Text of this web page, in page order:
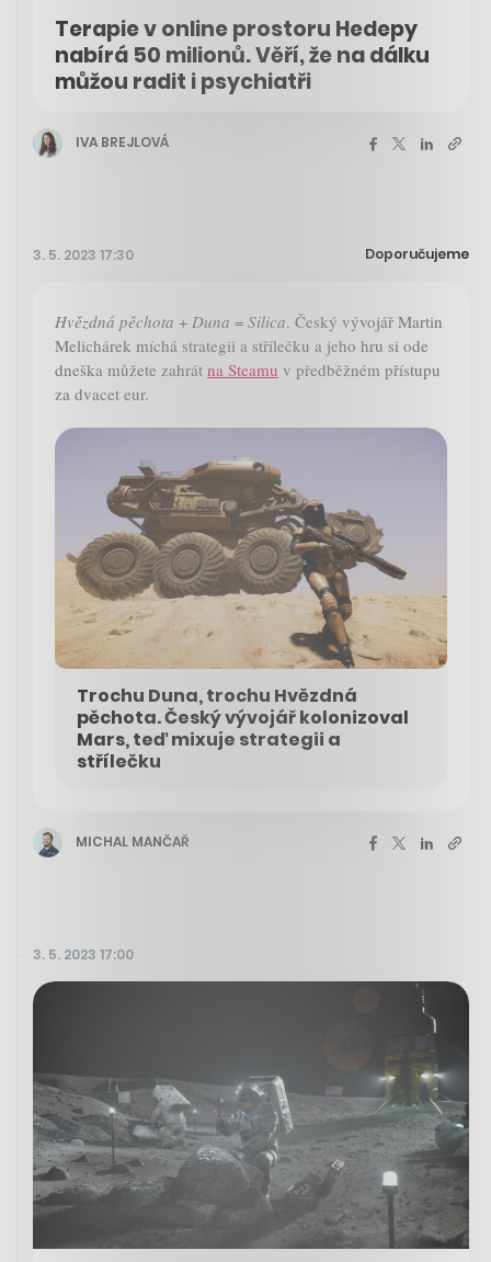
Terapie v online prostoru Hedepy
nabírá 50 milionů. Věří, že na dálku
můžou radit i psychiatři
IVA BREJLOVÁ
3. 5. 2023 17:30 Doporučujeme
Hvězdná pěchota + Duna = Silica. Český vývojář Martin
Melichárek míchá strategii a střílečku a jeho hru si ode
dneška můžete zahrát na Steamu v předběžném přístupu
za dvacet eur.
Trochu Duna, trochu Hvězdná
pěchota. Český vývojář kolonizoval
Mars, teď mixuje strategii a
střílečku
MICHAL MANČAŘ
3. 5. 2023 17:00